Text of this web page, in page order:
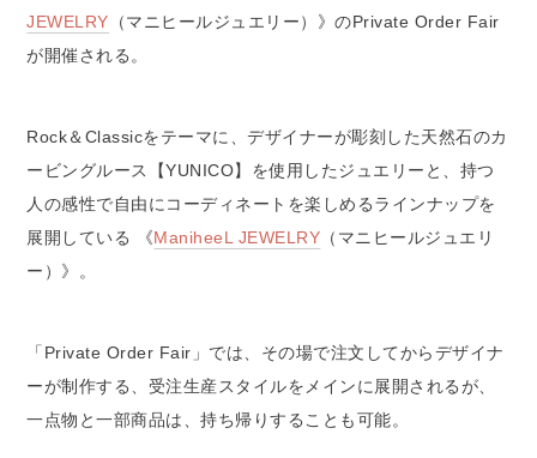
JEWELRY （マニヒールジュエリー）》のPrivate Order Fair
が開催される。
Rock＆Classicをテーマに、デザイナーが彫刻した天然石のカ
ービングルース【YUNICO】を使用したジュエリーと、持つ
人の感性で自由にコーディネートを楽しめるラインナップを
展開している 《ManiheeL JEWELRY （マニヒールジュエリ
ー）》。
「Private Order Fair」では、その場で注文してからデザイナ
ーが制作する、受注生産スタイルをメインに展開されるが、
一点物と一部商品は、持ち帰りすることも可能。